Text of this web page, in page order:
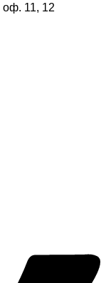
оф. 11, 12